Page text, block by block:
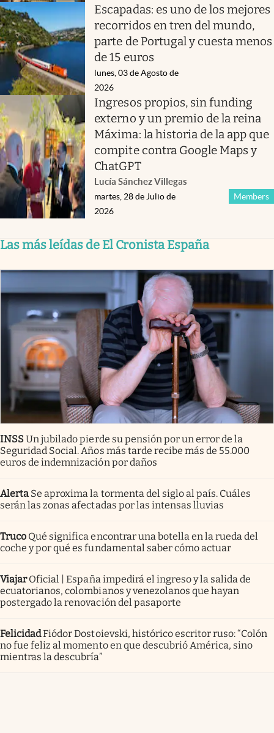
Escapadas: es uno de los mejores
recorridos en tren del mundo,
parte de Portugal y cuesta menos
de 15 euros
lunes, 03 de Agosto de
2026
Ingresos propios, sin funding
externo y un premio de la reina
Máxima: la historia de la app que
compite contra Google Maps y
ChatGPT
Lucía Sánchez Villegas
Members
martes, 28 de Julio de
2026
Las más leídas de El Cronista España
INSSUn jubilado pierde su pensión por un error de la
Seguridad Social. Años más tarde recibe más de 55.000
euros de indemnización por daños
Alerta Se aproxima la tormenta del siglo al país. Cuáles
serán las zonas afectadas por las intensas lluvias
Truco Qué significa encontrar una botella en la rueda del
coche y por qué es fundamental saber cómo actuar
Viajar Oficial | España impedirá el ingreso y la salida de
ecuatorianos, colombianos y venezolanos que hayan
postergado la renovación del pasaporte
FelicidadFiódor Dostoievski, histórico escritor ruso: “Colón
no fue feliz al momento en que descubrió América, sino
mientras la descubría”